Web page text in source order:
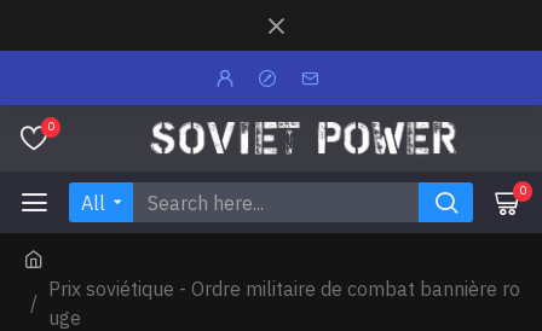
0
All 0
Prix soviétique - Ordre militaire de combat bannière ro
uge